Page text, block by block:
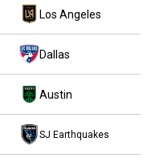
Los Angeles
Dallas
Austin
SJ Earthquakes